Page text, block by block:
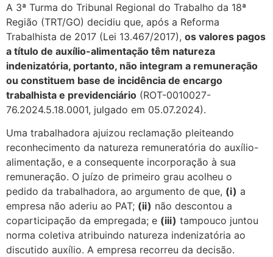
A 3ª Turma do Tribunal Regional do Trabalho da 18ª
Região (TRT/GO) decidiu que, após a Reforma
Trabalhista de 2017 (Lei 13.467/2017), os valores pagos
a título de auxílio-alimentação têm natureza
indenizatória, portanto, não integram a remuneração
ou constituem base de incidência de encargo
trabalhista e previdenciário (ROT-0010027-
76.2024.5.18.0001, julgado em 05.07.2024).
Uma trabalhadora ajuizou reclamação pleiteando
reconhecimento da natureza remuneratória do auxílio-
alimentação, e a consequente incorporação à sua
remuneração. O juízo de primeiro grau acolheu o
pedido da trabalhadora, ao argumento de que, (i) a
empresa não aderiu ao PAT; (ii) não descontou a
coparticipação da empregada; e (iii) tampouco juntou
norma coletiva atribuindo natureza indenizatória ao
discutido auxílio. A empresa recorreu da decisão.